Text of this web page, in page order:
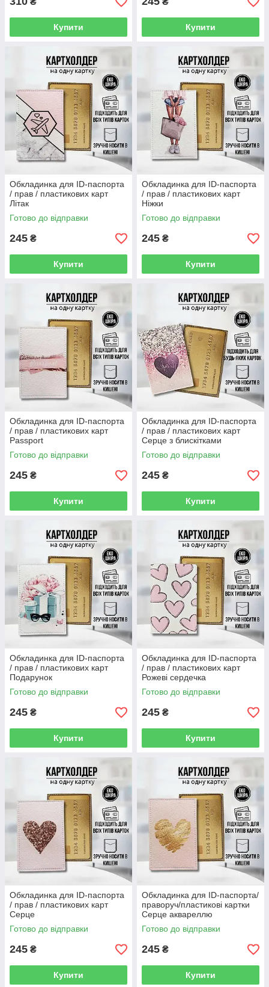
Купити Купити
Обкладинка для ID-паспорта
/ прав / пластикових карт
Літак
Готово до відправки
245 ₴
Купити
Обкладинка для ID-паспорта
/ прав / пластикових карт
Ніжки
Готово до відправки
245 ₴
Купити
Обкладинка для ID-паспорта
/ прав / пластикових карт
Passport
Готово до відправки
245 ₴
Купити
Обкладинка для ID-паспорта
/ прав / пластикових карт
Серце з блискітками
Готово до відправки
245 ₴
Купити
Обкладинка для ID-паспорта
/ прав / пластикових карт
Подарунок
Готово до відправки
245 ₴
Купити
Обкладинка для ID-паспорта
/ прав / пластикових карт
Рожеві сердечка
Готово до відправки
245 ₴
Купити
Обкладинка для ID-паспорта
/ прав / пластикових карт
Серце
Готово до відправки
245 ₴
Купити
Обкладинка для ID-паспорта/
праворуч/пластикові картки
Серце аквареллю
Готово до відправки
245 ₴
Купити